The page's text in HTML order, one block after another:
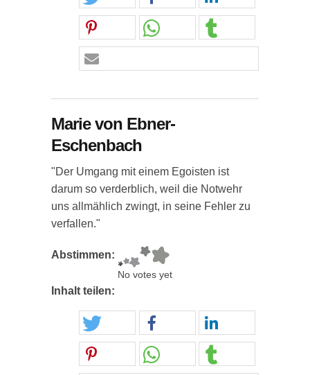
Marie von Ebner-
Eschenbach
"Der Umgang mit einem Egoisten ist
darum so verderblich, weil die Notwehr
uns allmählich zwingt, in seine Fehler zu
verfallen."
Abstimmen:
No votes yet
Inhalt teilen: